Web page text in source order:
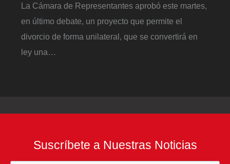
La Cámara de Representantes aprobó este martes,
en último debate, un proyecto que permite el
divorcio de forma unilateral, que se convertirá en
ley una…
Suscríbete a Nuestras Noticias